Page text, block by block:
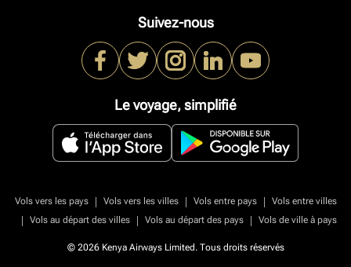
Suivez-nous
Le voyage, simplifié
Vols vers les pays | Vols vers les villes | Vols entre pays |
Vols entre villes
|
Vols au départ des villes | Vols au départ des pays | Vols de ville à pays
© 2026 Kenya Airways Limited. Tous droits réservés